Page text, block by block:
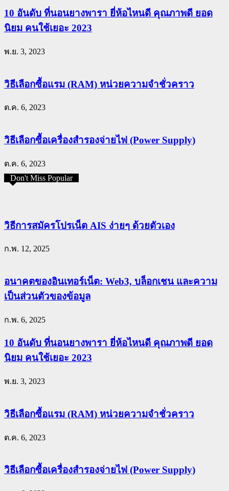
10 อันดับ ที่นอนยางพารา ยี่ห้อไหนดี คุณภาพดี ยอด
นิยม คนใช้เยอะ 2023
พ.ย. 3, 2023
วิธีเลือกซื้อแรม (RAM) หน่วยความจำชั่วคราว
ต.ค. 6, 2023
วิธีเลือกซื้อเครื่องสำรองจ่ายไฟ (Power Supply)
ต.ค. 6, 2023
Don't Miss Popular
วิธีการสมัครโปรเน็ต AIS ง่ายๆ ด้วยตัวเอง
ก.พ. 12, 2025
อนาคตของอินเทอร์เน็ต: Web3, บล็อกเชน และความ
เป็นส่วนตัวของข้อมูล
ก.พ. 6, 2025
10 อันดับ ที่นอนยางพารา ยี่ห้อไหนดี คุณภาพดี ยอด
นิยม คนใช้เยอะ 2023
พ.ย. 3, 2023
วิธีเลือกซื้อแรม (RAM) หน่วยความจำชั่วคราว
ต.ค. 6, 2023
วิธีเลือกซื้อเครื่องสำรองจ่ายไฟ (Power Supply)